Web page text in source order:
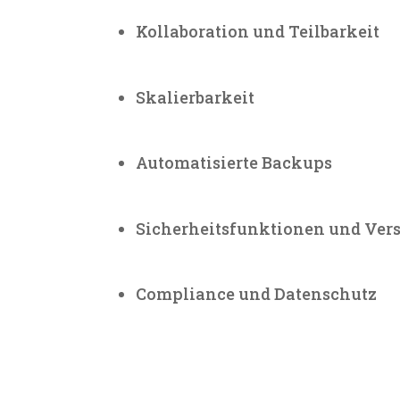
Kollaboration und Teilbarkeit
Skalierbarkeit
Automatisierte Backups
Sicherheitsfunktionen und
Compliance und Datenschutz